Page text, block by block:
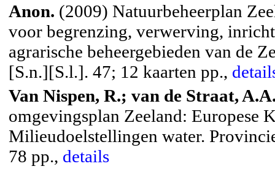
Anon. (2009) Natuurbeheerplan
voor begrenzing, verwerving,
agrarische beheergebieden van de
[S.n.][S.l.]. 47; 12 kaarten pp.,
Van Nispen, R.; van de Straat,
omgevingsplan Zeeland: Europese
Milieudoelstellingen water.
78 pp., details